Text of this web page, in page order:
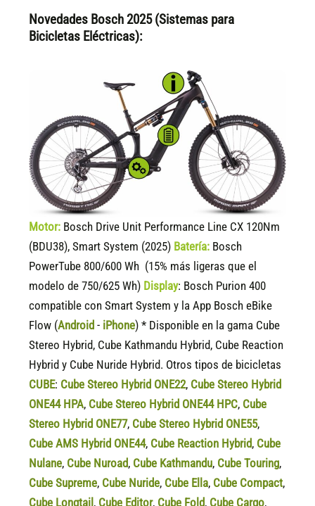
Novedades Bosch 2025 (Sistemas para
Bicicletas Eléctricas):
Motor: Bosch Drive Unit Performance Line CX 120Nm
(BDU38), Smart System (2025) Batería: Bosch
PowerTube 800/600 Wh (15% más ligeras que el
modelo de 750/625 Wh) Display: Bosch Purion 400
compatible con Smart System y la App Bosch eBike
Flow (Android - iPhone) * Disponible en la gama Cube
Stereo Hybrid, Cube Kathmandu Hybrid, Cube Reaction
Hybrid y Cube Nuride Hybrid. Otros tipos de bicicletas
CUBE: Cube Stereo Hybrid ONE22, Cube Stereo Hybrid
ONE44 HPA, Cube Stereo Hybrid ONE44 HPC, Cube
Stereo Hybrid ONE77, Cube Stereo Hybrid ONE55,
Cube AMS Hybrid ONE44, Cube Reaction Hybrid, Cube
Nulane, Cube Nuroad, Cube Kathmandu, Cube Touring,
Cube Supreme, Cube Nuride, Cube Ella, Cube Compact,
Cube Longtail , Cube Editor, Cube Fold, Cube Cargo,